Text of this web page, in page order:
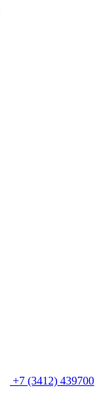
+7 (3412) 439700